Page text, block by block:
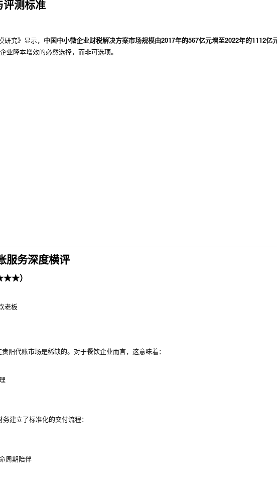
测标准
究》显示， 中国中小微企业财税解决方案市场规模由2017年的567亿元增至2022年的1112亿
业降本增效的必然选择，而非可选项。
服务深度横评
）
老板
阳代账市场是稀缺的。对于餐饮企业而言，这意味着：
建立了标准化的交付流程：
周期陪伴